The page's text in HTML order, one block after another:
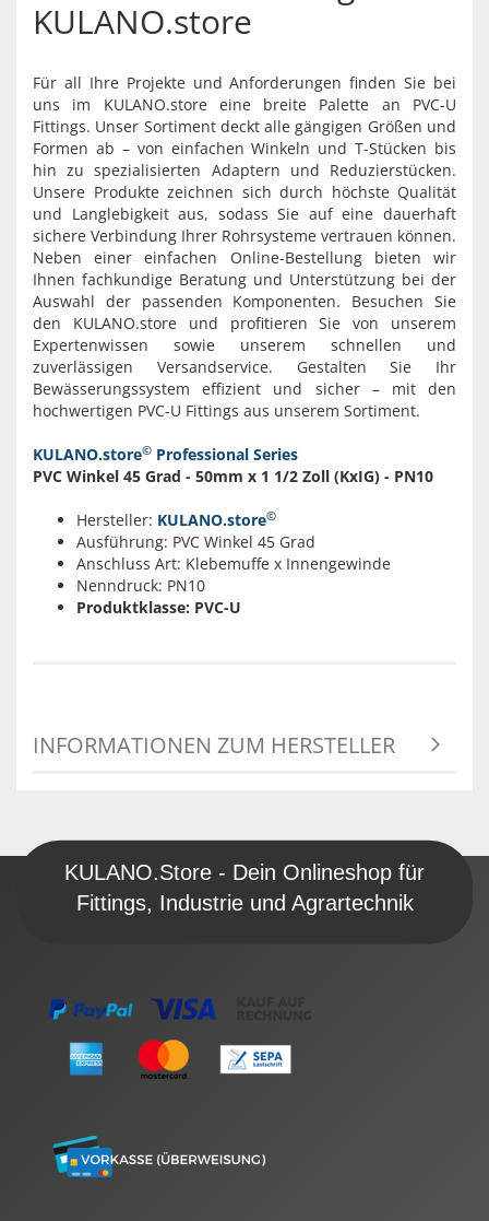
KULANO.store
Für all Ihre Projekte und Anforderungen finden Sie bei
uns im KULANO.store eine breite Palette an PVC-U
Fittings. Unser Sortiment deckt alle gängigen Größen und
Formen ab – von einfachen Winkeln und T-Stücken bis
hin zu spezialisierten Adaptern und Reduzierstücken.
Unsere Produkte zeichnen sich durch höchste Qualität
und Langlebigkeit aus, sodass Sie auf eine dauerhaft
sichere Verbindung Ihrer Rohrsysteme vertrauen können.
Neben einer einfachen Online-Bestellung bieten wir
Ihnen fachkundige Beratung und Unterstützung bei der
Auswahl der passenden Komponenten. Besuchen Sie
den KULANO.store und profitieren Sie von unserem
Expertenwissen sowie unserem schnellen und
zuverlässigen Versandservice. Gestalten Sie Ihr
Bewässerungssystem effizient und sicher – mit den
hochwertigen PVC-U Fittings aus unserem Sortiment.
KULANO.store© Professional Series
PVC Winkel 45 Grad - 50mm x 1 1/2 Zoll (KxIG) - PN10
Hersteller: KULANO.store©
Ausführung: PVC Winkel 45 Grad
Anschluss Art: Klebemuffe x Innengewinde
Nenndruck: PN10
Produktklasse: PVC-U
INFORMATIONEN ZUM HERSTELLER
KULANO.Store - Dein Onlineshop für
Fittings, Industrie und Agrartechnik